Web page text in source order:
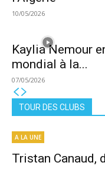
10/05/2026
Kaylia Nemour
mondial à la...
07/05/2026
TOUR DES CLUBS
A LA UNE
Tristan Canaud,